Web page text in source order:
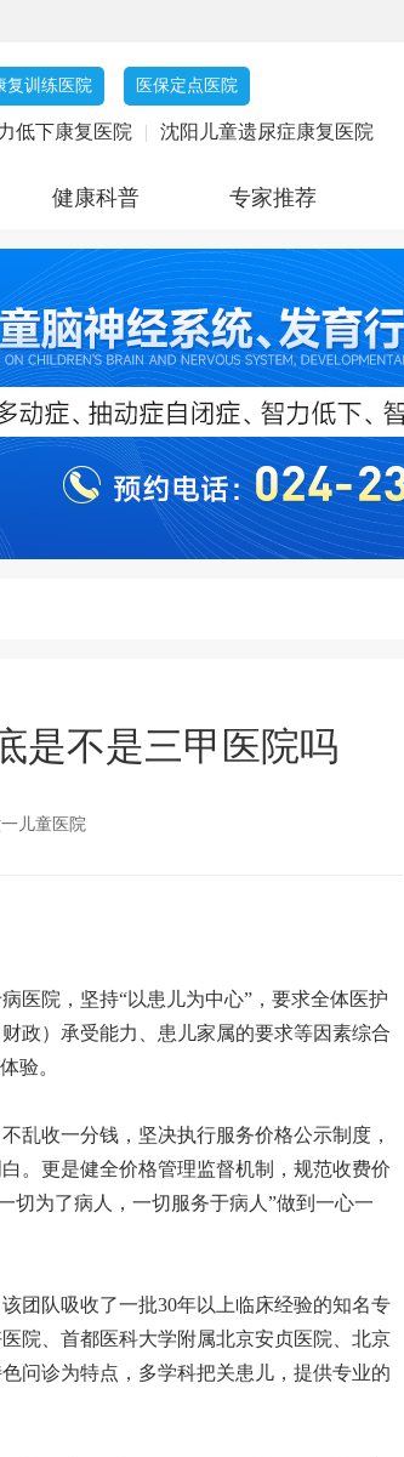
复训练医院 医保定点医院
低下康复医院 | 沈阳儿童遗尿症康复医院
健康科普 专家推荐
是不是三甲医院吗
儿童医院
医院，坚持“以患儿为中心”，要求全体医护
政）承受能力、患儿家属的要求等因素综合
验。
乱收一分钱，坚决执行服务价格公示制度，
。更是健全价格管理监督机制，规范收费价
切为了病人，一切服务于病人”做到一心一
团队吸收了一批30年以上临床经验的知名专
院、首都医科大学附属北京安贞医院、北京
问诊为特点，多学科把关患儿，提供专业的